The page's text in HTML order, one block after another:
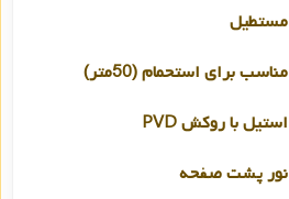
مستطیل
مناسب برای استحمام (50متر)
استیل با روکش PVD
نور پشت صفحه